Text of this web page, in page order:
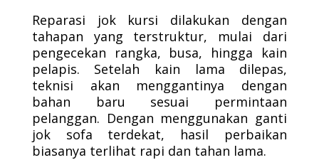
Reparasi jok kursi dilakukan dengan
tahapan yang terstruktur, mulai dari
pengecekan rangka, busa, hingga kain
pelapis. Setelah kain lama dilepas,
teknisi akan menggantinya dengan
bahan baru sesuai permintaan
pelanggan. Dengan menggunakan ganti
jok sofa terdekat, hasil perbaikan
biasanya terlihat rapi dan tahan lama.